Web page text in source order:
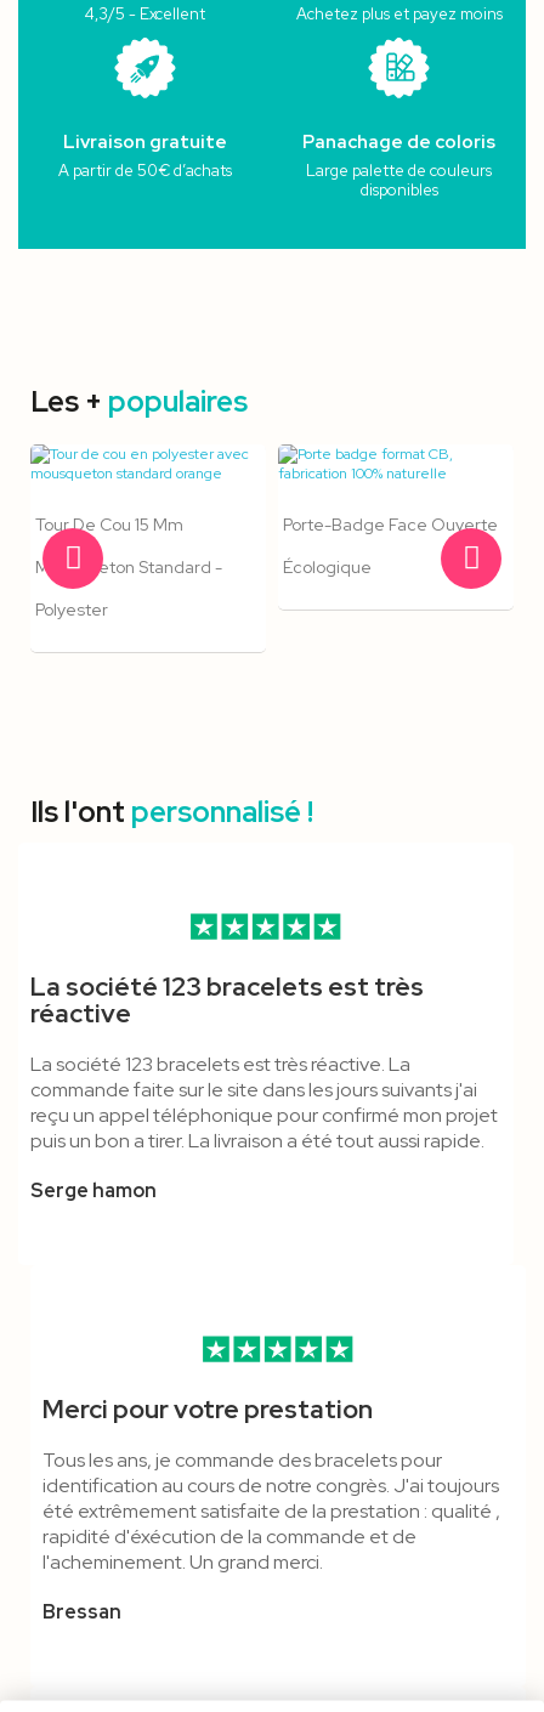
4,3/5 - Excellent Achetez plus et payez moins
Livraison gratuite
A partir de 50€ d’achats
Panachage de coloris
Large palette de couleurs
disponibles
Les + populaires
Tour De Cou 15 Mm
Mousqueton Standard -
Polyester
Porte-Badge Face Ouverte
Écologique
19mm Avec Coupon
Anti-Étouffement - Cordon
TUBULAIRE
Vierge
A6
Ils l'ont personnalisé !
La société 123 bracelets est très
réactive
La société 123 bracelets est très réactive. La
commande faite sur le site dans les jours suivants j'ai
reçu un appel téléphonique pour confirmé mon projet
puis un bon a tirer. La livraison a été tout aussi rapide.
Serge hamon
Merci pour votre prestation
Tous les ans, je commande des bracelets pour
identification au cours de notre congrès. J'ai toujours
été extrêmement satisfaite de la prestation : qualité ,
rapidité d'éxécution de la commande et de
l'acheminement. Un grand merci.
Bressan